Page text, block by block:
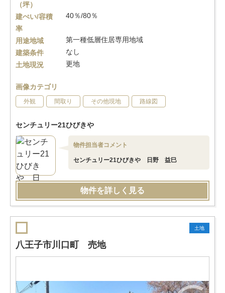
（坪）
建ぺい/容積
率
40％/80％
用途地域
第一種低層住居専用地域
建築条件
なし
土地現況
更地
画像カテゴリ
外観 間取り その他現地 路線図
センチュリー21ひびきや
物件担当者コメント
センチュリー21ひびきや 日野 益巳
物件を詳しく見る
土地
八王子市川口町 売地